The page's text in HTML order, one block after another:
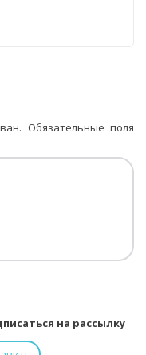
Обязательные поля
на рассылку